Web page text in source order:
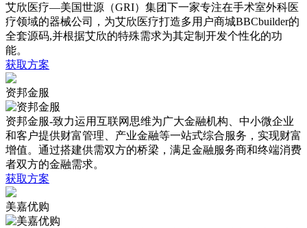
艾欣医疗—美国世源（GRI）集团下一家专注在手术室外科医
疗领域的器械公司，为艾欣医疗打造多用户商城BBCbuilder的
全套源码,并根据艾欣的特殊需求为其定制开发个性化的功
能。
获取方案
资邦金服
资邦金服-致力运用互联网思维为广大金融机构、中小微企业
和客户提供财富管理、产业金融等一站式综合服务，实现财富
增值。通过搭建供需双方的桥梁，满足金融服务商和终端消费
者双方的金融需求。
获取方案
美嘉优购